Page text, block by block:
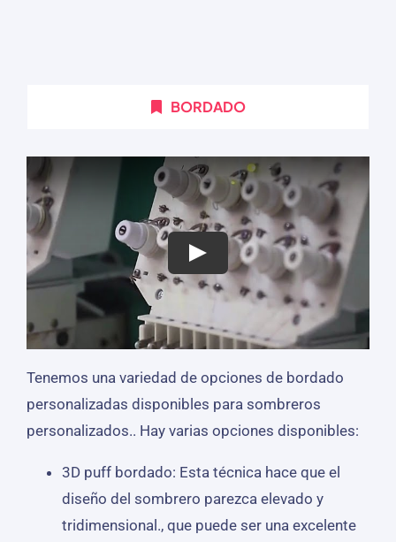
BORDADO
Tenemos una variedad de opciones de bordado
personalizadas disponibles para sombreros
personalizados.. Hay varias opciones disponibles:
3D puff bordado: Esta técnica hace que el
diseño del sombrero parezca elevado y
tridimensional., que puede ser una excelente